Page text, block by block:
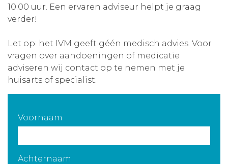
Toegang leeromgeving
10.00 uur. Een ervaren adviseur helpt je graag
verder!
Let op: het IVM geeft géén medisch advies. Voor
vragen over aandoeningen of medicatie
adviseren wij contact op te nemen met je
huisarts of specialist.
Voornaam
Achternaam